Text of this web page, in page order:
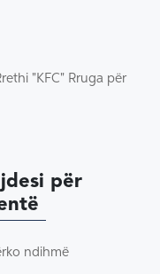
"KFC" Rruga për
për
ndihmë